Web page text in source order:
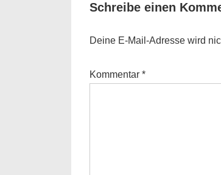
Schreibe einen
Deine E-Mail-Adresse wird
Kommentar *